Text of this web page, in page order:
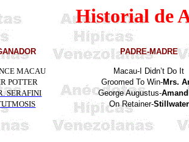
Historial de
PADRE-MADRE
MACAU
Macau-I Didn’t Do It
POTTER Groomed To Win-Mrs.
SERAFINI George Augustus-
On Retainer-Stillwater